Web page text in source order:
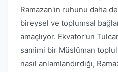
Ramazan'ın ruhunu daha
bireysel ve toplumsal
amaçlıyor. Ekvator'un
samimi bir Müslüman
nasıl anlamlandırdığı,